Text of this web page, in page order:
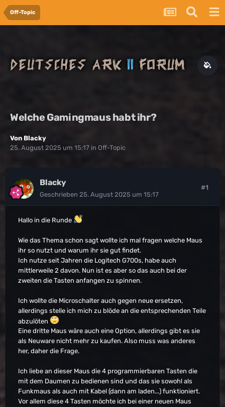
Off-Topic
Welche Gamingmaus habt ihr?
Von Blacky
25. August 2025 um 15:17 in Off-Topic
Blacky
Geschrieben 25. August 2025 um 15:17
#1
Hallo in die Runde
Wie das Thema schon sagt wollte ich mal fragen welche Maus
ihr so nutzt und warum ihr sie gut findet.
Ich nutze seit Jahren die Logitech G700s, habe auch
mittlerweile 2 davon. Nun ist es aber so das auch bei der
zweiten die Tasten anfangen zu spinnen.
Ich wollte die Microschalter auch gegen neue ersetzen,
allerdings stelle ich mich zu blöde an die entsprechenden Teile
abzulöten
Eine dritte Maus wäre auch eine Option, allerdings gibt es sie
als Neuware nicht mehr zu kaufen. Also muss was anderes
her, daher die Frage.
Ich liebe an dieser Maus die 4 programmierbaren Tasten die
mit dem Daumen zu bedienen sind und das sie sowohl als
Funkmaus als auch mit Kabel (dann am laden...) funktioniert.
Vor allem diese 4 Tasten möchte ich bei einer neuen Maus